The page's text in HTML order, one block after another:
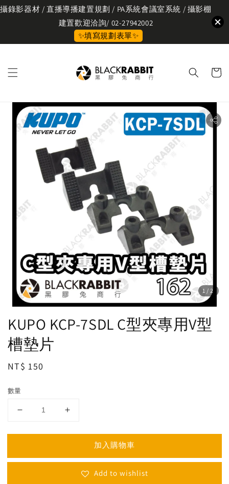
攝錄影器材 / 直播導播建置規劃 / PA系統會議室系統 / 攝影棚
建置歡迎洽詢/ 02-27942002
✨填寫規劃表單✨
1 /2
KUPO KCP-7SDL C型夾專用V型
槽墊片
Regular
NT$ 150
數量
加入購物車
Add to wishlist